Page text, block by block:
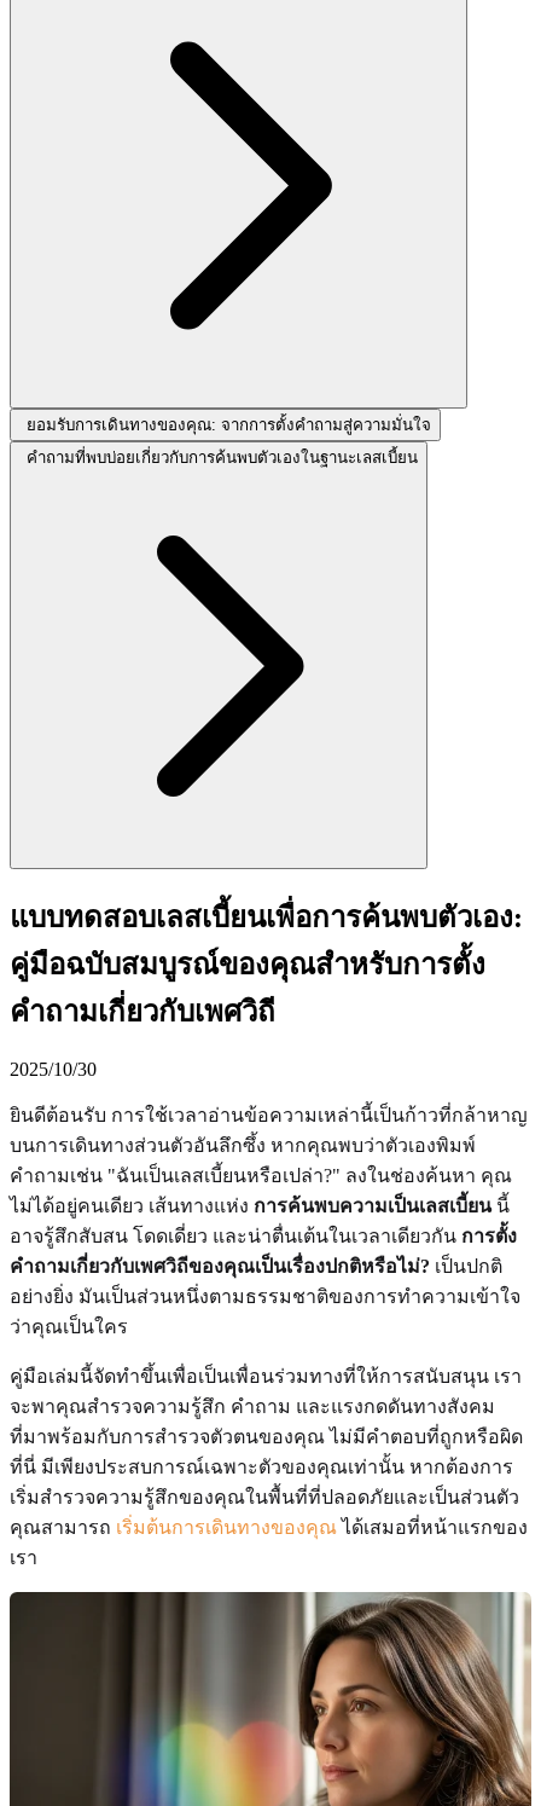
ยอมรับการเดินทางของคุณ: จากการตั้งคำถามสู่ความมั่นใจ
คำถามที่พบบ่อยเกี่ยวกับการค้นพบตัวเองในฐานะเลสเบี้ยน
แบบทดสอบเลสเบี้ยนเพื่อการค้นพบตัวเอง:
คู่มือฉบับสมบูรณ์ของคุณสำหรับการตั้ง
คำถามเกี่ยวกับเพศวิถี
2025/10/30
ยินดีต้อนรับ การใช้เวลาอ่านข้อความเหล่านี้เป็นก้าวที่กล้าหาญ
บนการเดินทางส่วนตัวอันลึกซึ้ง หากคุณพบว่าตัวเองพิมพ์
คำถามเช่น "ฉันเป็นเลสเบี้ยนหรือเปล่า?" ลงในช่องค้นหา คุณ
ไม่ได้อยู่คนเดียว เส้นทางแห่ง การค้นพบความเป็นเลสเบี้ยนนี้
อาจรู้สึกสับสน โดดเดี่ยว และน่าตื่นเต้นในเวลาเดียวกัน การตั้ง
คำถามเกี่ยวกับเพศวิถีของคุณเป็นเรื่องปกติหรือไม่? เป็นปกติ
อย่างยิ่ง มันเป็นส่วนหนึ่งตามธรรมชาติของการทำความเข้าใจ
ว่าคุณเป็นใคร
คู่มือเล่มนี้จัดทำขึ้นเพื่อเป็นเพื่อนร่วมทางที่ให้การสนับสนุน เรา
จะพาคุณสำรวจความรู้สึก คำถาม และแรงกดดันทางสังคม
ที่มาพร้อมกับการสำรวจตัวตนของคุณ ไม่มีคำตอบที่ถูกหรือผิด
ที่นี่ มีเพียงประสบการณ์เฉพาะตัวของคุณเท่านั้น หากต้องการ
เริ่มสำรวจความรู้สึกของคุณในพื้นที่ที่ปลอดภัยและเป็นส่วนตัว
คุณสามารถ เริ่มต้นการเดินทางของคุณได้เสมอที่หน้าแรกของ
เรา